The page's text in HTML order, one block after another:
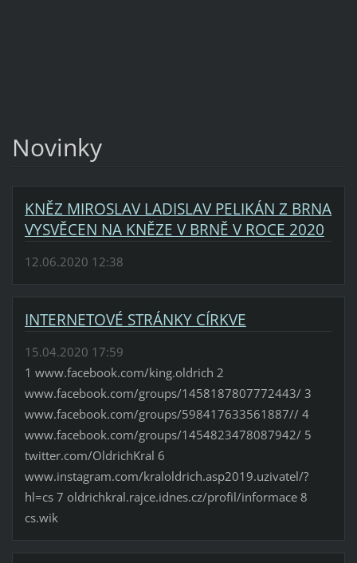
Novinky
KNĚZ MIROSLAV LADISLAV PELIKÁN Z BRNA
VYSVĚCEN NA KNĚZE V BRNĚ V ROCE 2020
12.06.2020 12:38
INTERNETOVÉ STRÁNKY CÍRKVE
15.04.2020 17:59
1 www.facebook.com/king.oldrich 2
www.facebook.com/groups/1458187807772443/ 3
www.facebook.com/groups/598417633561887// 4
www.facebook.com/groups/1454823478087942/ 5
twitter.com/OldrichKral 6
www.instagram.com/kraloldrich.asp2019.uzivatel/?
hl=cs 7 oldrichkral.rajce.idnes.cz/profil/informace 8
cs.wik